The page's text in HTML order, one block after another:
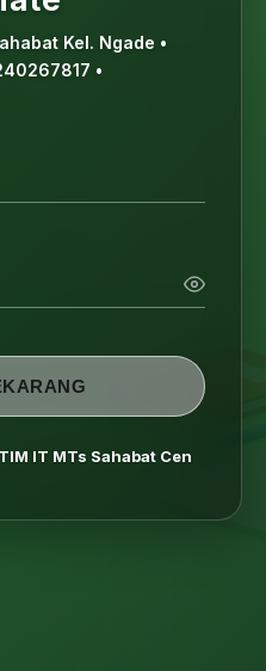
Kel. Ngade •
•
IT MTs Sahabat Cendikia